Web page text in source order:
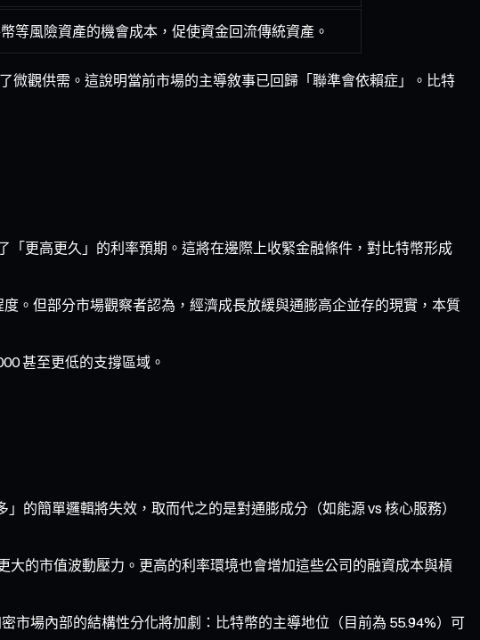
等風險資產的機會成本，促使資金回流傳統資產。
微觀供需。這說明當前市場的主導敘事已回歸「聯準會依賴症」。比特
「更高更久」的利率預期。這將在邊際上收緊金融條件，對比特幣形成
。但部分市場觀察者認為，經濟成長放緩與通膨高企並存的現實，本質
甚至更低的支撐區域。
的簡單邏輯將失效，取而代之的是對通膨成分（如能源 vs 核心服務）
的市值波動壓力。更高的利率環境也會增加這些公司的融資成本與槓
市場內部的結構性分化將加劇：比特幣的主導地位（目前為 55.94%）可